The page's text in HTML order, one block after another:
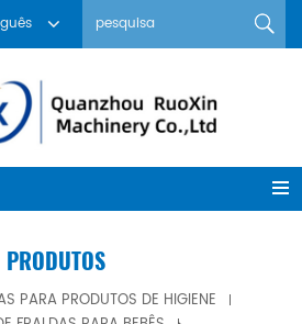
PRODUTOS
PARA PRODUTOS DE HIGIENE